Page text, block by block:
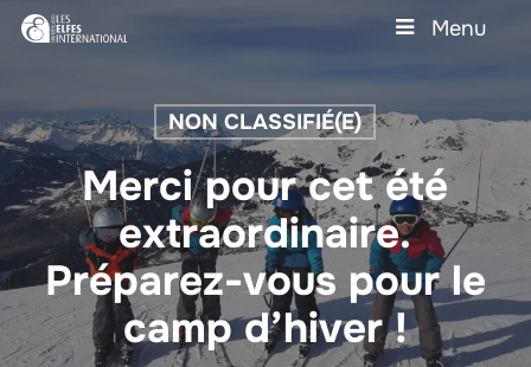
Skip
Menu
NON CLASSIFIÉ(E)
Merci pour cet été
extraordinaire.
Préparez-vous pour le
camp d’hiver !